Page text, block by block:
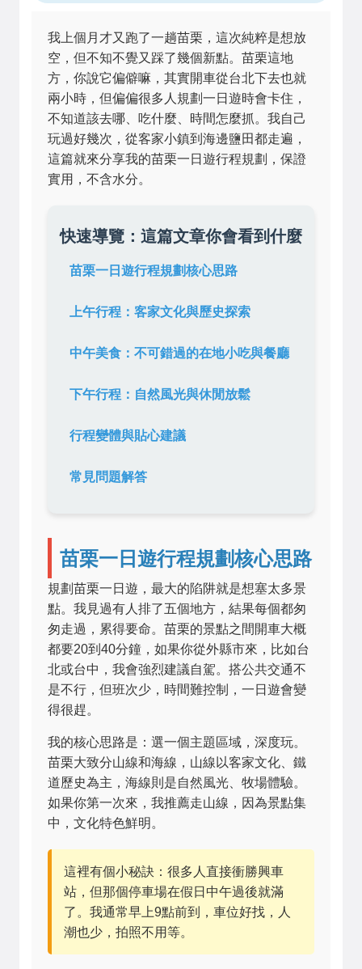
我上個月才又跑了一趟苗栗，這次純粹是想放
空，但不知不覺又踩了幾個新點。苗栗這地
方，你說它偏僻嘛，其實開車從台北下去也就
兩小時，但偏偏很多人規劃一日遊時會卡住，
不知道該去哪、吃什麼、時間怎麼抓。我自己
玩過好幾次，從客家小鎮到海邊鹽田都走遍，
這篇就來分享我的苗栗一日遊行程規劃，保證
實用，不含水分。
快速導覽：這篇文章你會看到什麼
苗栗一日遊行程規劃核心思路
上午行程：客家文化與歷史探索
中午美食：不可錯過的在地小吃與餐廳
下午行程：自然風光與休閒放鬆
行程變體與貼心建議
常見問題解答
苗栗一日遊行程規劃核心思路
規劃苗栗一日遊，最大的陷阱就是想塞太多景
點。我見過有人排了五個地方，結果每個都匆
匆走過，累得要命。苗栗的景點之間開車大概
都要20到40分鐘，如果你從外縣市來，比如台
北或台中，我會強烈建議自駕。搭公共交通不
是不行，但班次少，時間難控制，一日遊會變
得很趕。
我的核心思路是：選一個主題區域，深度玩。
苗栗大致分山線和海線，山線以客家文化、鐵
道歷史為主，海線則是自然風光、牧場體驗。
如果你第一次來，我推薦走山線，因為景點集
中，文化特色鮮明。
這裡有個小秘訣：很多人直接衝勝興車
站，但那個停車場在假日中午過後就滿
了。我通常早上9點前到，車位好找，人
潮也少，拍照不用等。